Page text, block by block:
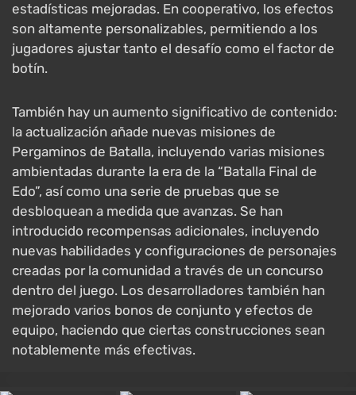
estadísticas mejoradas. En cooperativo, los efectos
son altamente personalizables, permitiendo a los
jugadores ajustar tanto el desafío como el factor de
botín.
También hay un aumento significativo de contenido:
la actualización añade nuevas misiones de
Pergaminos de Batalla, incluyendo varias misiones
ambientadas durante la era de la “Batalla Final de
Edo”, así como una serie de pruebas que se
desbloquean a medida que avanzas. Se han
introducido recompensas adicionales, incluyendo
nuevas habilidades y configuraciones de personajes
creadas por la comunidad a través de un concurso
dentro del juego. Los desarrolladores también han
mejorado varios bonos de conjunto y efectos de
equipo, haciendo que ciertas construcciones sean
notablemente más efectivas.